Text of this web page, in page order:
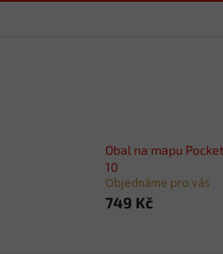
Obal na mapu Pocket
10
Objednáme pro vás
749 Kč